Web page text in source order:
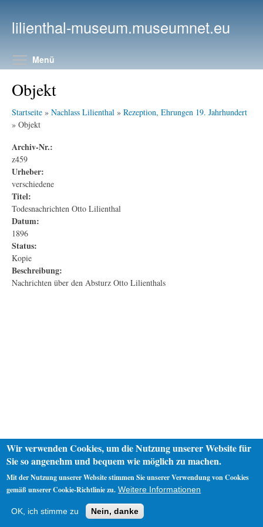
lilienthal-museum.museumnet.eu
Menü
Objekt
Startseite » Nachlass Lilienthal » Rezeption, Ehrungen 19. Jahrhundert
» Objekt
Archiv-Nr.:
z459
Urheber:
verschiedene
Titel:
Todesnachrichten Otto Lilienthal
Datum:
1896
Status:
Kopie
Beschreibung:
Nachrichten über den Absturz Otto Lilienthals
Impressum
Wir verwenden Cookies, um die Nutzung unserer Website für
Sie so angenehm und bequem wie möglich zu machen.
Mit der Nutzung unserer Website stimmen Sie unserer Verwendung von Cookies
gemäß unserer Cookie-Richtlinie zu. Weitere Informationen
OK, ich stimme zu Nein, danke